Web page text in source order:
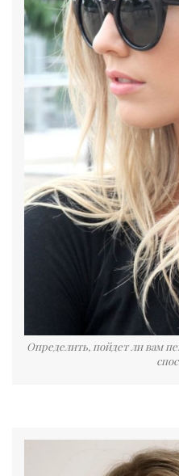
Определить, пойдет ли вам